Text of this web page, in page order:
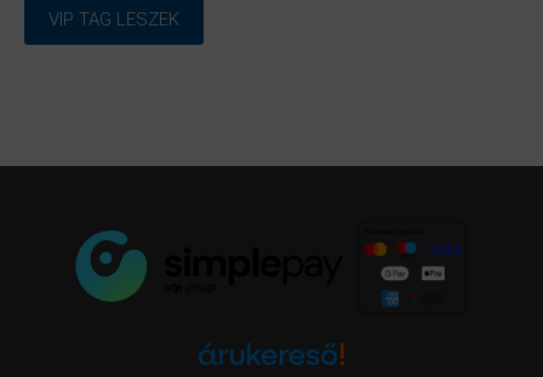
VIP TAG LESZEK